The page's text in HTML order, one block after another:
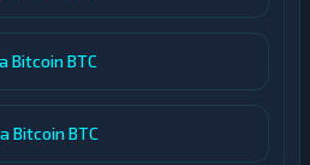
Bitcoin BTC
Bitcoin BTC